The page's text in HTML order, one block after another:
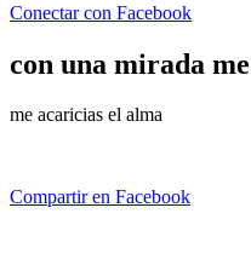
Conectar con Facebook
con una mirada
me acaricias el alma
Compartir en Facebook